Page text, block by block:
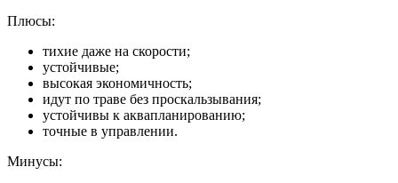
Плюсы:
тихие даже на скорости;
устойчивые;
высокая экономичность;
идут по траве без проскальзывания;
устойчивы к аквапланированию;
точные в управлении.
Минусы: